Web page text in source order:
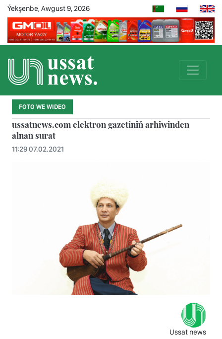
Ýekşenbe, Awgust 9, 2026
FOTO WE WIDEO
ussatnews.com elektron gazetiniň arhiwinden
alnan surat
11:29 07.02.2021
Ussat news